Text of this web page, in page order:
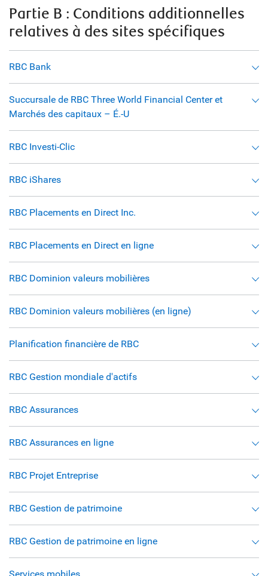
Partie B : Conditions additionnelles
relatives à des sites spécifiques
RBC Bank
Succursale de RBC Three World Financial Center et
Marchés des capitaux – É.-U
RBC Investi-Clic
RBC iShares
RBC Placements en Direct Inc.
RBC Placements en Direct en ligne
RBC Dominion valeurs mobilières
RBC Dominion valeurs mobilières (en ligne)
Planification financière de RBC
RBC Gestion mondiale d'actifs
RBC Assurances
RBC Assurances en ligne
RBC Projet Entreprise
RBC Gestion de patrimoine
RBC Gestion de patrimoine en ligne